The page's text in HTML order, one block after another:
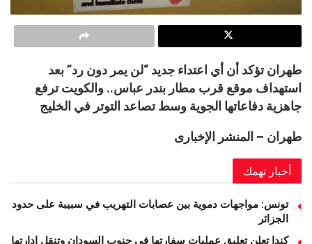
طهران تؤكد أن أي اعتداء جديد “لن يمر دون رد” بعد
استهداف موقع قرب مطار بندر عباس.. والكويت ترفع
جاهزية دفاعاتها الجوية وسط تصاعد التوتر في الخليج
طهران – المنشر الإخبارى
أخبار تهمك
تونس: مواجهات دموية بين عصابات التهريب في سبيبة على حدود
الجزائر
كندا تعلن تعليق عمليات سفارتها في جنوب السودان وتنقل إدارتها